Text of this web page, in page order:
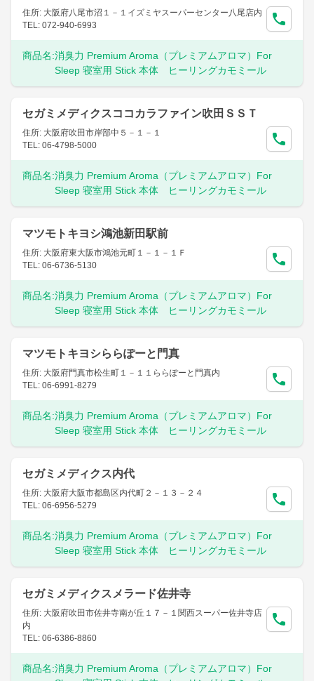
住所: 大阪府八尾市沼１－１イズミヤスーパーセンター八尾店内
TEL: 072-940-6993
商品名:消臭力 Premium Aroma（プレミアムアロマ）For
Sleep 寝室用 Stick 本体 ヒーリングカモミール
セガミメディクスココカラファイン吹田ＳＳＴ
住所: 大阪府吹田市岸部中５－１－１
TEL: 06-4798-5000
商品名:消臭力 Premium Aroma（プレミアムアロマ）For
Sleep 寝室用 Stick 本体 ヒーリングカモミール
マツモトキヨシ鴻池新田駅前
住所: 大阪府東大阪市鴻池元町１－１－１Ｆ
TEL: 06-6736-5130
商品名:消臭力 Premium Aroma（プレミアムアロマ）For
Sleep 寝室用 Stick 本体 ヒーリングカモミール
マツモトキヨシららぽーと門真
住所: 大阪府門真市松生町１－１１ららぽーと門真内
TEL: 06-6991-8279
商品名:消臭力 Premium Aroma（プレミアムアロマ）For
Sleep 寝室用 Stick 本体 ヒーリングカモミール
セガミメディクス内代
住所: 大阪府大阪市都島区内代町２－１３－２４
TEL: 06-6956-5279
商品名:消臭力 Premium Aroma（プレミアムアロマ）For
Sleep 寝室用 Stick 本体 ヒーリングカモミール
セガミメディクスメラード佐井寺
住所: 大阪府吹田市佐井寺南が丘１７－１関西スーパー佐井寺店
内
TEL: 06-6386-8860
商品名:消臭力 Premium Aroma（プレミアムアロマ）For